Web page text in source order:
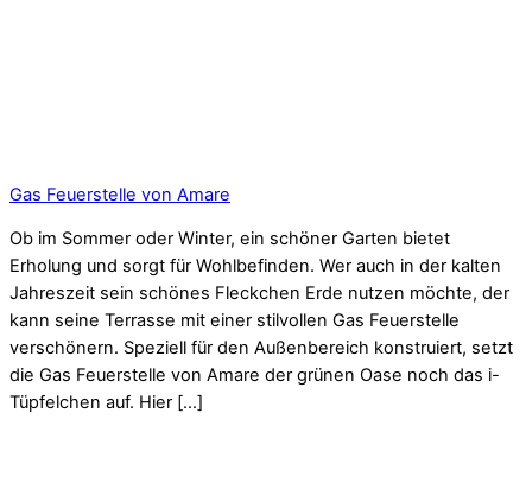
Gas Feuerstelle von Amare
Ob im Sommer oder Winter, ein schöner Garten bietet
Erholung und sorgt für Wohlbefinden. Wer auch in der kalten
Jahreszeit sein schönes Fleckchen Erde nutzen möchte, der
kann seine Terrasse mit einer stilvollen Gas Feuerstelle
verschönern. Speziell für den Außenbereich konstruiert, setzt
die Gas Feuerstelle von Amare der grünen Oase noch das i-
Tüpfelchen auf. Hier […]